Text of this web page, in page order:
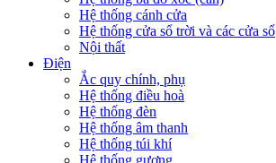
Hệ thống cánh cửa
Hệ thống cửa sổ trời và các cửa sổ
Nội thất
Điện
Ắc quy chính, phụ
Hệ thống điều hoà
Hệ thống đèn
Hệ thống âm thanh
Hệ thống túi khí
Hệ thống gương